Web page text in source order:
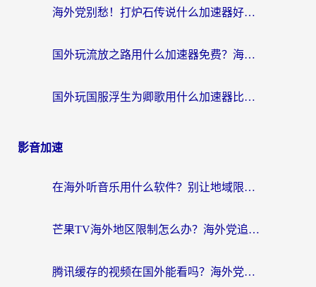
海外党别愁！打炉石传说什么加速器好用？3个实用技巧解决国服游戏卡顿
国外玩流放之路用什么加速器免费？海外党亲测有效的国服游戏加速指南
国外玩国服浮生为卿歌用什么加速器比较好？海外党亲测不踩坑指南
影音加速
在海外听音乐用什么软件？别让地域限制断了你的华语歌单
芒果TV海外地区限制怎么办？海外党追剧看片的实用加速器选择指南
腾讯缓存的视频在国外能看吗？海外党追剧看片的终极解决方案